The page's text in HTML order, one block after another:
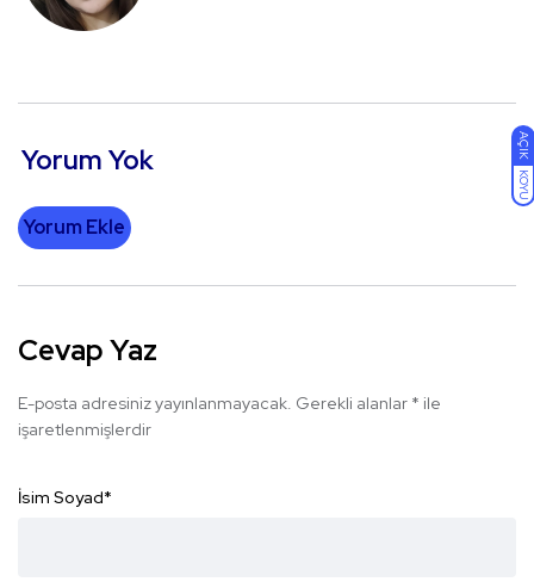
AÇIK
KOYU
Yorum Yok
Yorum Ekle
Cevap Yaz
E-posta adresiniz yayınlanmayacak. Gerekli alanlar * ile
işaretlenmişlerdir
İsim Soyad*